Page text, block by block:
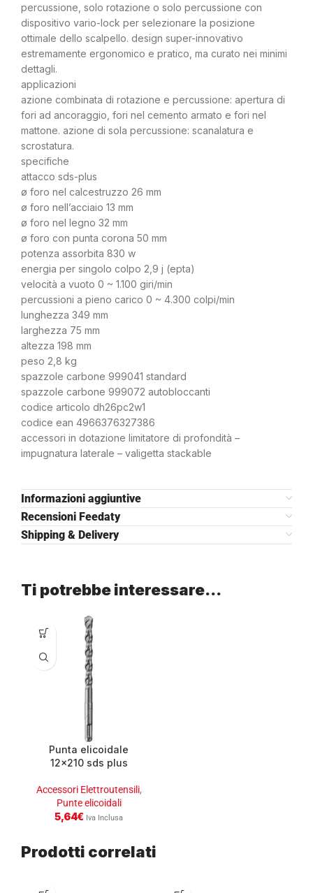
percussione, solo rotazione o solo percussione con
dispositivo vario-lock per selezionare la posizione
ottimale dello scalpello. design super-innovativo
estremamente ergonomico e pratico, ma curato nei minimi
dettagli.
applicazioni
azione combinata di rotazione e percussione: apertura di
fori ad ancoraggio, fori nel cemento armato e fori nel
mattone. azione di sola percussione: scanalatura e
scrostatura.
specifiche
attacco sds-plus
ø foro nel calcestruzzo 26 mm
ø foro nell’acciaio 13 mm
ø foro nel legno 32 mm
ø foro con punta corona 50 mm
potenza assorbita 830 w
energia per singolo colpo 2,9 j (epta)
velocità a vuoto 0 ~ 1.100 giri/min
percussioni a pieno carico 0 ~ 4.300 colpi/min
lunghezza 349 mm
larghezza 75 mm
altezza 198 mm
peso 2,8 kg
spazzole carbone 999041 standard
spazzole carbone 999072 autobloccanti
codice articolo dh26pc2w1
codice ean 4966376327386
accessori in dotazione limitatore di profondità –
impugnatura laterale – valigetta stackable
Informazioni aggiuntive
Recensioni Feedaty
Shipping & Delivery
Ti potrebbe interessare…
Punta elicoidale
12×210 sds plus
Accessori Elettroutensili,
Punte elicoidali
5,64€ Iva Inclusa
Prodotti correlati